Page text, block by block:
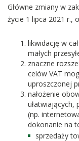
Główne zmiany w
życie 1 lipca 2021 r.,
likwidację w
małych
znaczne
celów VAT
uproszczonej
nałożenie
ułatwiających,
(np.
dokonanie na
sprzedaży